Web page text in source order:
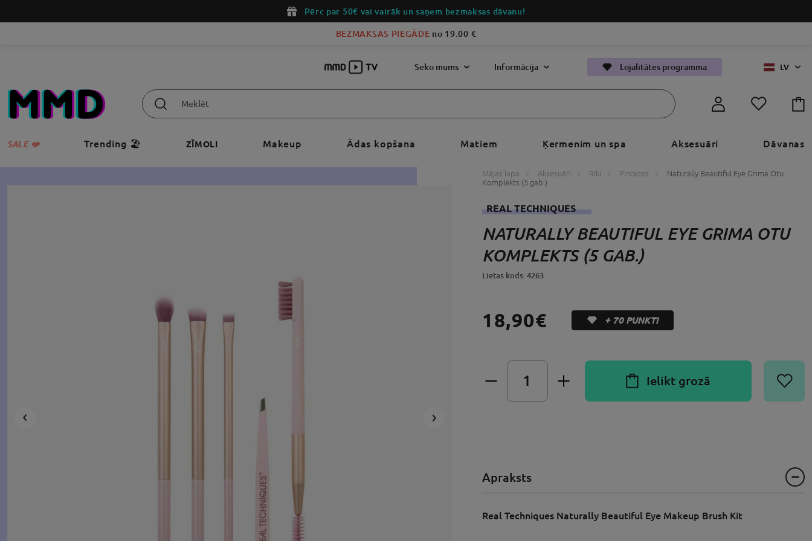
Pērc par 50€ vai vairāk un saņem bezmaksas dāvanu!
BEZMAKSAS PIEGĀDE no 19.00 €
Seko mums Informācija‎ Lojalitātes programma LV
SALE ❤️ Trending 🏖️ ZĪMOLI Makeup Ādas kopšana Matiem Ķermenim un spa Aksesuāri Dāvanas
Mājas lapa Aksesuāri Rīki Pincetes
Naturally Beautiful Eye Grima Otu
Komplekts (5 gab.)
REAL TECHNIQUES
NATURALLY BEAUTIFUL EYE GRIMA OTU
KOMPLEKTS (5 GAB.)
Lietas kods: 4263
18,90€ + 70 PUNKTI
Ielikt grozā
Apraksts
Real Techniques Naturally Beautiful Eye Makeup Brush Kit